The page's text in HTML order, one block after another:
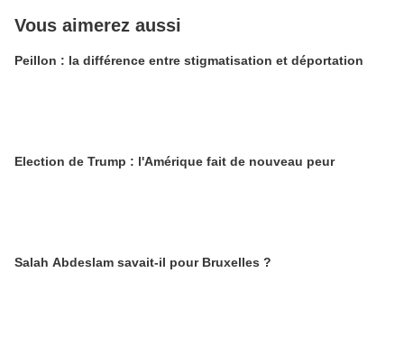
Vous aimerez aussi
Peillon : la différence entre stigmatisation et déportation
Election de Trump : l'Amérique fait de nouveau peur
Salah Abdeslam savait-il pour Bruxelles ?